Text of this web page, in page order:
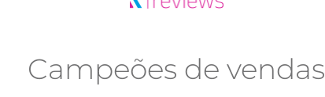
Campeões de vendas